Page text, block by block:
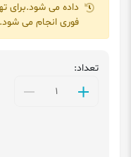
داده می شود.برای
فوری انجام می شود.
تعداد: